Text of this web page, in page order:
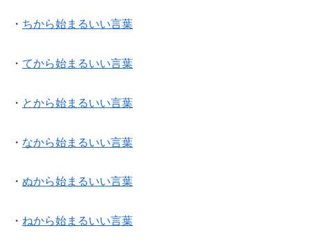
・ ちから始まるいい言葉
・ てから始まるいい言葉
・ とから始まるいい言葉
・ なから始まるいい言葉
・ ぬから始まるいい言葉
・ ねから始まるいい言葉